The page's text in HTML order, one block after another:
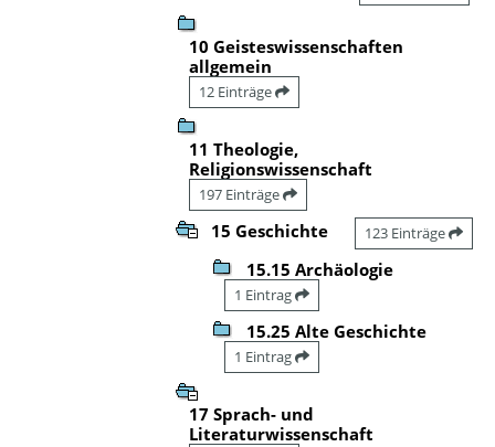
10 Geisteswissenschaften
allgemein
12 Einträge
11 Theologie,
Religionswissenschaft
197 Einträge
15 Geschichte 123 Einträge
15.15 Archäologie
1 Eintrag
15.25 Alte Geschichte
1 Eintrag
17 Sprach- und
Literaturwissenschaft